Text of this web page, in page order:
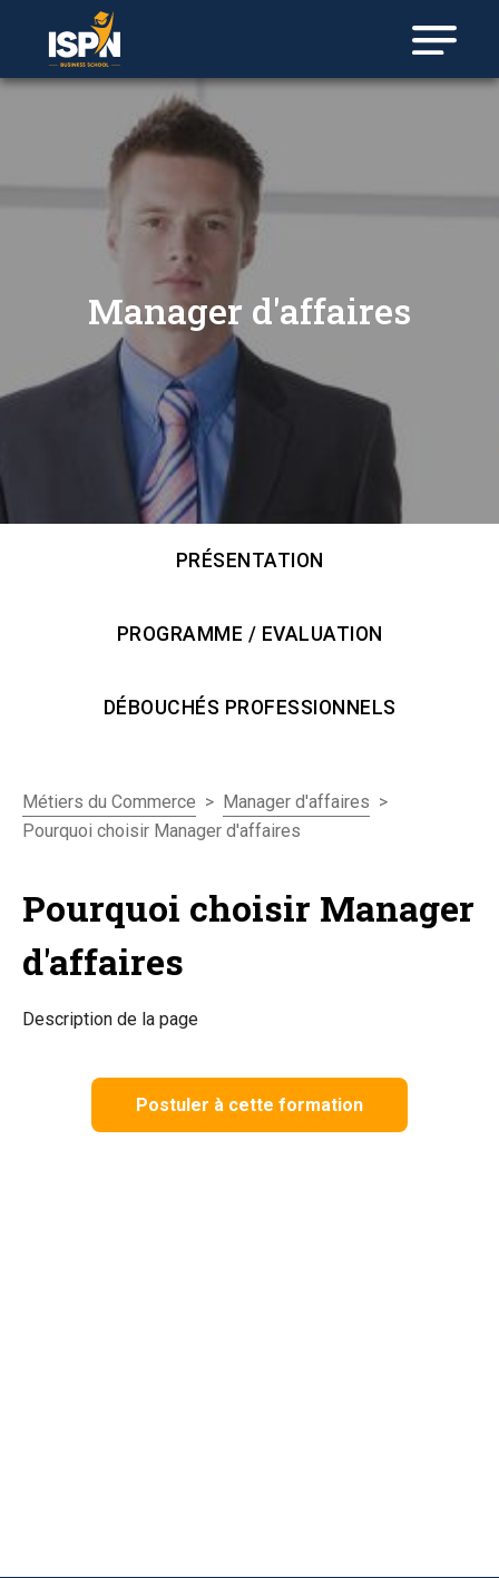
Manager d'affaires
PRÉSENTATION
PROGRAMME / EVALUATION
DÉBOUCHÉS PROFESSIONNELS
Métiers du Commerce > Manager d'affaires >
Pourquoi choisir Manager d'affaires
Pourquoi choisir Manager
d'affaires
Description de la page
Postuler à cette formation
Panneau de gestion des cookies